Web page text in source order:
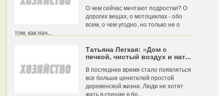
О чем сейчас мечтают подростки? О
дорогих вещах, о мотоциклах - обо
всем, о чем угодно, но только не о
том, как нач...
Татьяна Легкая: «Дом с
печкой, чистый воздух и нат...
В последнее время стало появляться
все больше ценителей простой
деревенской жизни. Люди не хотят
жить в спешке в бо...